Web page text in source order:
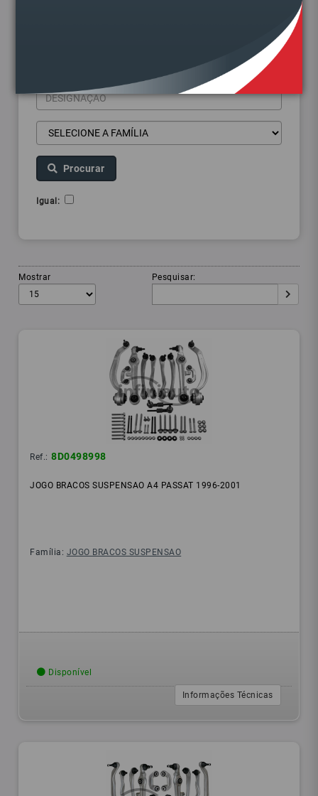
Procurar
Igual:
Mostrar Pesquisar:
Ref.: 8D0498998
JOGO BRACOS SUSPENSAO A4 PASSAT 1996-2001
Família: JOGO BRACOS SUSPENSAO
Disponível
Informações Técnicas